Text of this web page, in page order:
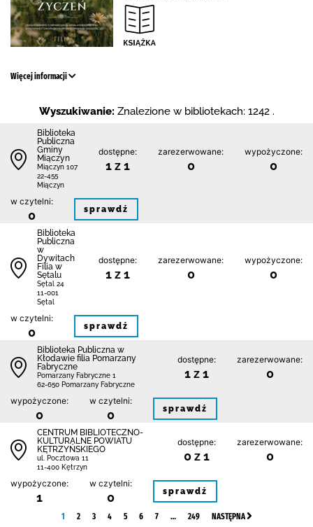
Więcej informacji
Wyszukiwanie: Znalezione w bibliotekach: 1242 .
Biblioteka
Publiczna
Gminy
Miączyn
Miączyn 107
22-455
Miączyn
dostępne:
1 z 1
zarezerwowane:
0
wypożyczone:
0
w czytelni:
0 sprawdź
Biblioteka
Publiczna
w
Dywitach
Filia w
Sętalu
Sętal 24
11-001
Sętal
dostępne:
1 z 1
zarezerwowane:
0
wypożyczone:
0
w czytelni:
0 sprawdź
Biblioteka Publiczna w
Kłodawie filia Pomarzany
Fabryczne
Pomarzany Fabryczne 1
62-650 Pomarzany Fabryczne
dostępne:
1 z 1
zarezerwowane:
0
wypożyczone:
0
w czytelni:
0 sprawdź
CENTRUM BIBLIOTECZNO-
KULTURALNE POWIATU
KĘTRZYŃSKIEGO
ul. Pocztowa 11
11-400 Kętrzyn
dostępne:
0 z 1
zarezerwowane:
0
wypożyczone:
1
w czytelni:
0 sprawdź
1 2 3 4 5 6 7 … 249 NASTĘPNA